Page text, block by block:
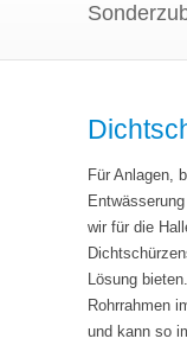
Für Anlagen,
wir für die
Lösung
Rohrrahmen
und kann so